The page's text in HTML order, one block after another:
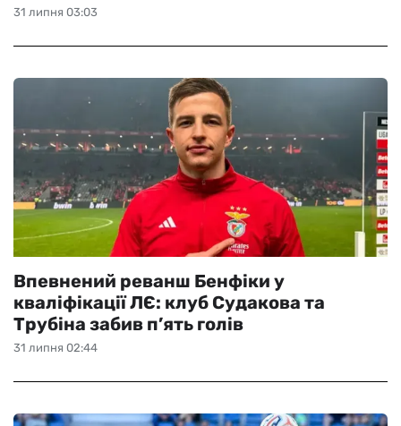
31 липня 03:03
31 липня 02:44
Впевнений реванш Бенфіки у
кваліфікації ЛЄ: клуб Судакова та
Трубіна забив п’ять голів